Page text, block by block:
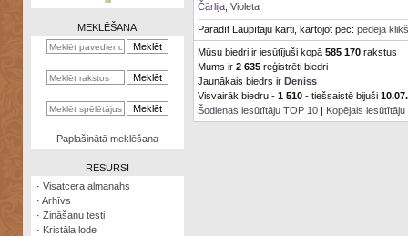
kalkulators
Nomētātās
MEKLĒŠANA
Paplašinātā meklēšana
RESURSI
· Visatcera almanahs
· Arhīvs
· Zināšanu testi
· Kristāla lode
Čārlija, Violeta
Parādīt Laupītāju karti, kārtojot pēc: pēdējā
Mūsu biedri ir iesūtījuši kopā 585 170rakstus
Mums ir 2 635reģistrēti biedri
Jaunākais biedrs ir Deniss
Visvairāk biedru - 1 510- tiešsaistē bijuši
Šodienas iesūtītāju TOP 10| Kopējais iesūtītāju